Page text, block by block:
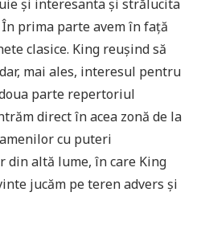
și interesanta și strălucita
prima parte avem în față
clasice. King reușind să
mai ales, interesul pentru
parte repertoriul
direct în acea zonă de la
cu puteri
din altă lume, în care King
jucăm pe teren advers și